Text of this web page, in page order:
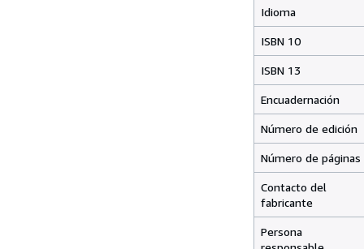
Idioma
ISBN 10
ISBN 13
Encuadernación
Número de edición
Número de páginas
Contacto del
fabricante
Persona